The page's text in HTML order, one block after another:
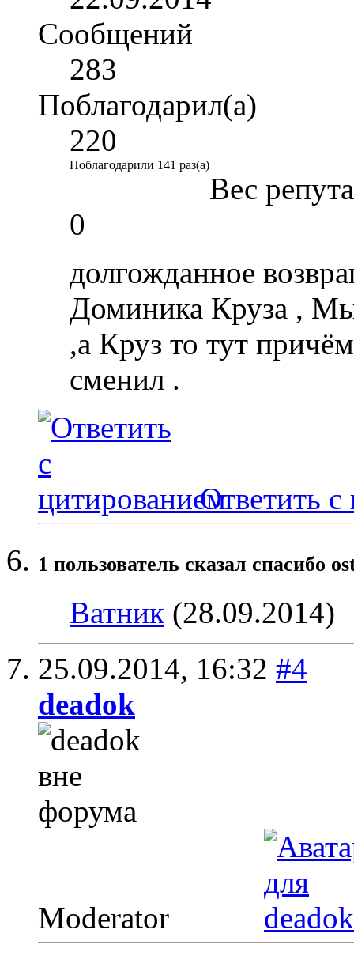
Сообщений
283
Поблагодарил(а)
220
Поблагодарили 141 раз(а)
Вес
0
долгожданное
Доминика Круза ,
,а Круз то тут
сменил .
Ответить с
1 пользователь сказал cпасибо
Ватник (28.09.2014)
25.09.2014, 16:32 #4
deadok
Moderator